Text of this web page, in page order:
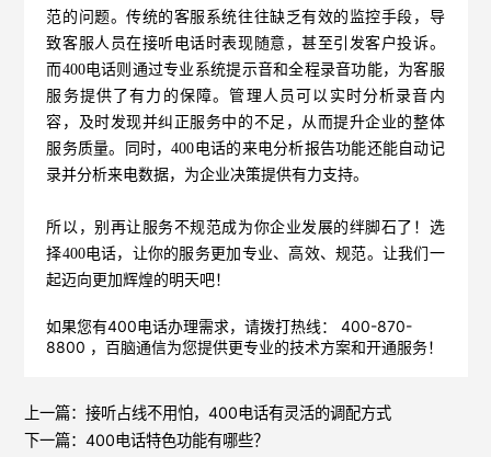
范的问题。传统的客服系统往往缺乏有效的监控手段，导
致客服人员在接听电话时表现随意，甚至引发客户投诉。
而400电话则通过专业系统提示音和全程录音功能，为客服
服务提供了有力的保障。管理人员可以实时分析录音内
容，及时发现并纠正服务中的不足，从而提升企业的整体
服务质量。同时，400电话的来电分析报告功能还能自动记
录并分析来电数据，为企业决策提供有力支持。
所以，别再让服务不规范成为你企业发展的绊脚石了！选
择400电话，让你的服务更加专业、高效、规范。让我们一
起迈向更加辉煌的明天吧！
如果您有400电话办理需求，请拨打热线： 400-870-
8800 ，百脑通信为您提供更专业的技术方案和开通服务！
上一篇： 接听占线不用怕，400电话有灵活的调配方式
下一篇： 400电话特色功能有哪些？